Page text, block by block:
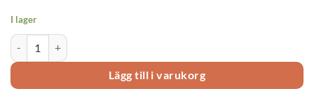
I lager
Dinner Lamp stearin med vägghållare 8880/W mängd
Lägg till i varukorg